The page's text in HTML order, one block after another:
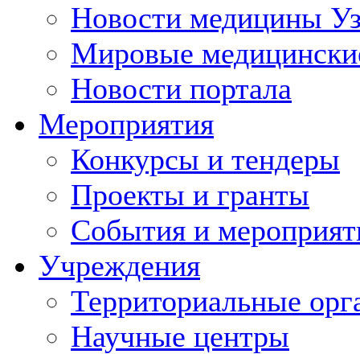
Новости медицины
Мировые
Новости портала
Мероприятия
Конкурсы и тендеры
Проекты и гранты
События и
Учреждения
Территориальные
Научные центры